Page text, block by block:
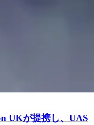
UKが提携し、UAS